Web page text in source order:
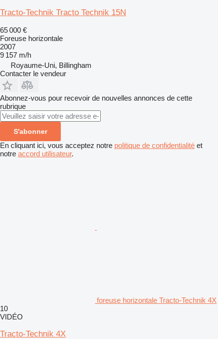
Tracto-Technik Tracto Technik 15N
65 000 €
Foreuse horizontale
2007
9 157 m/h
Royaume-Uni, Billingham
Contacter le vendeur
Abonnez-vous pour recevoir de nouvelles annonces de cette
rubrique
S'abonner
En cliquant ici, vous acceptez notre politique de confidentialité et
notre accord utilisateur.
foreuse horizontale Tracto-Technik 4X
10
VIDÉO
Tracto-Technik 4X